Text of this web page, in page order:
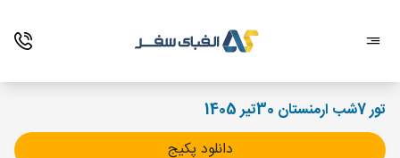
تور 7شب ارمنستان 30تیر 1405
دانلود پکیج